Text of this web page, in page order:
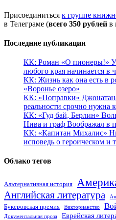
Присоединиться к группе
в Телеграме (всего 350 рублей в
Последние публикации
КК: Роман «О пионеры!»
любого края начинается в
КК: Жизнь как она есть в
«Воронье озеро»
КК: «Поправки»
реальности срочно нужна
КК: «Гуд бай, Берлин»
Нива и граф Воображал в
КК: «Капитан Михалис»
исповедь о героическом и
Облако тегов
Альтернативная история
Английская литература
Букеровская премия
Викторианство
Документальная проза Еврейская